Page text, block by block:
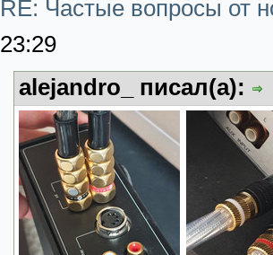
RE: Частые вопросы от
23:29
alejandro_ писал(а):